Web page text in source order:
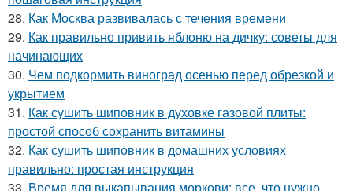
28. Как Москва развивалась с течения времени
29. Как правильно привить яблоню на дичку: советы для
начинающих
30. Чем подкормить виноград осенью перед обрезкой и
укрытием
31. Как сушить шиповник в духовке газовой плиты:
простой способ сохранить витамины
32. Как сушить шиповник в домашних условиях
правильно: простая инструкция
33. Время для выкапывания моркови: все, что нужно